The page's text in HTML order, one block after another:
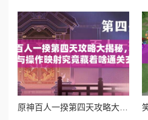
原神百人一揆第四天攻略大揭秘，底层逻辑与操作映射究竟藏着啥通关玄机？